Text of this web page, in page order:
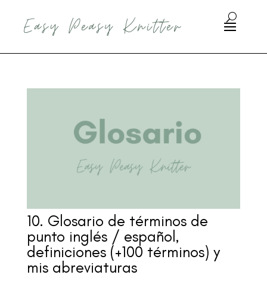
10. Glosario de términos de
punto inglés / español,
definiciones (+100 términos) y
mis abreviaturas